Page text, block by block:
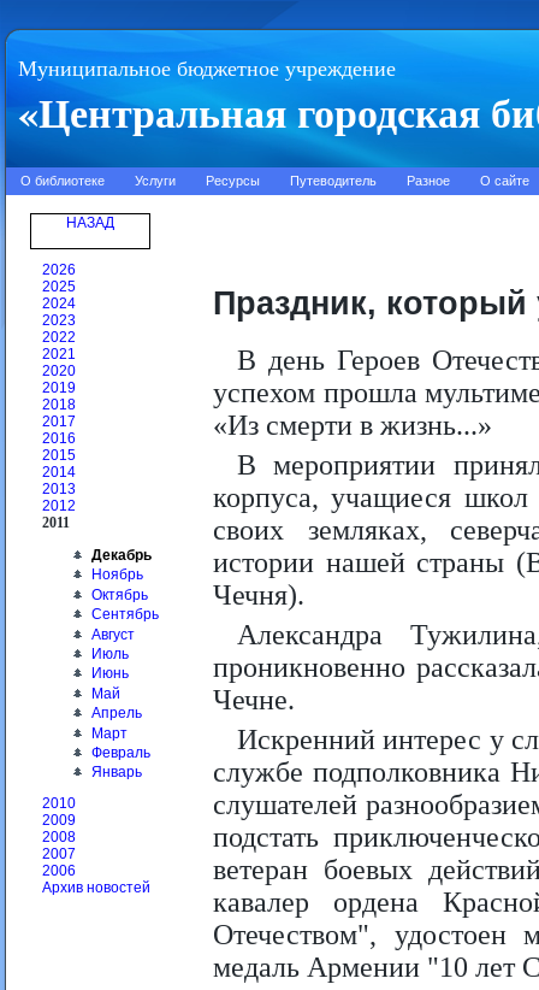
Муниципальное бюджетное учреждение
«Центральная городская
О библиотеке Услуги Ресурсы Путеводитель Разное О сайте
НАЗАД
2026
2025
2024
2023
2022
2021
2020
2019
2018
2017
2016
2015
2014
2013
2012
2011
Декабрь
Ноябрь
Октябрь
Сентябрь
Август
Июль
Июнь
Май
Апрель
Март
Февраль
Январь
2010
2009
2008
2007
2006
Архив новостей
Праздник, который
В день Героев
успехом прошла
«Из смерти в жизнь...»
В мероприятии
корпуса, учащиеся школ
своих земляках,
истории нашей страны
Чечня).
Александра
проникновенно
Чечне.
Искренний интерес у
службе подполковника
слушателей
подстать
ветеран боевых
кавалер ордена
Отечеством", удостоен
медаль Армении "10 лет